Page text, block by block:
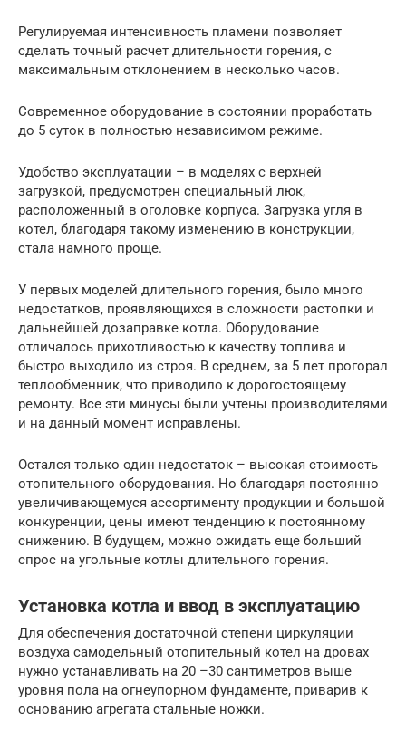
Регулируемая интенсивность пламени позволяет
сделать точный расчет длительности горения, с
максимальным отклонением в несколько часов.
Современное оборудование в состоянии проработать
до 5 суток в полностью независимом режиме.
Удобство эксплуатации – в моделях с верхней
загрузкой, предусмотрен специальный люк,
расположенный в оголовке корпуса. Загрузка угля в
котел, благодаря такому изменению в конструкции,
стала намного проще.
У первых моделей длительного горения, было много
недостатков, проявляющихся в сложности растопки и
дальнейшей дозаправке котла. Оборудование
отличалось прихотливостью к качеству топлива и
быстро выходило из строя. В среднем, за 5 лет прогорал
теплообменник, что приводило к дорогостоящему
ремонту. Все эти минусы были учтены производителями
и на данный момент исправлены.
Остался только один недостаток – высокая стоимость
отопительного оборудования. Но благодаря постоянно
увеличивающемуся ассортименту продукции и большой
конкуренции, цены имеют тенденцию к постоянному
снижению. В будущем, можно ожидать еще больший
спрос на угольные котлы длительного горения.
Установка котла и ввод в эксплуатацию
Для обеспечения достаточной степени циркуляции
воздуха самодельный отопительный котел на дровах
нужно устанавливать на 20 –30 сантиметров выше
уровня пола на огнеупорном фундаменте, приварив к
основанию агрегата стальные ножки.